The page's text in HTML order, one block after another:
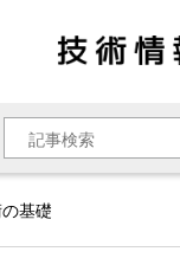
索
基礎